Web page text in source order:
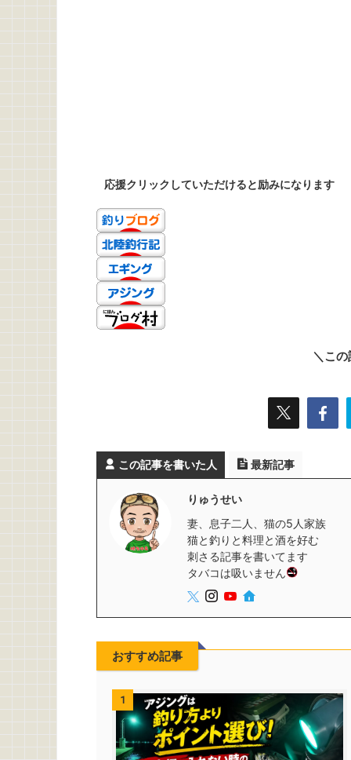
応援クリックしていただけると励みになります
＼こ
この記事を書いた人 最新記事
りゅうせい
妻、息子二人、猫の5人家族
猫と釣りと料理と酒を好む
刺さる記事を書いてます
タバコは吸いません
おすすめ記事
1